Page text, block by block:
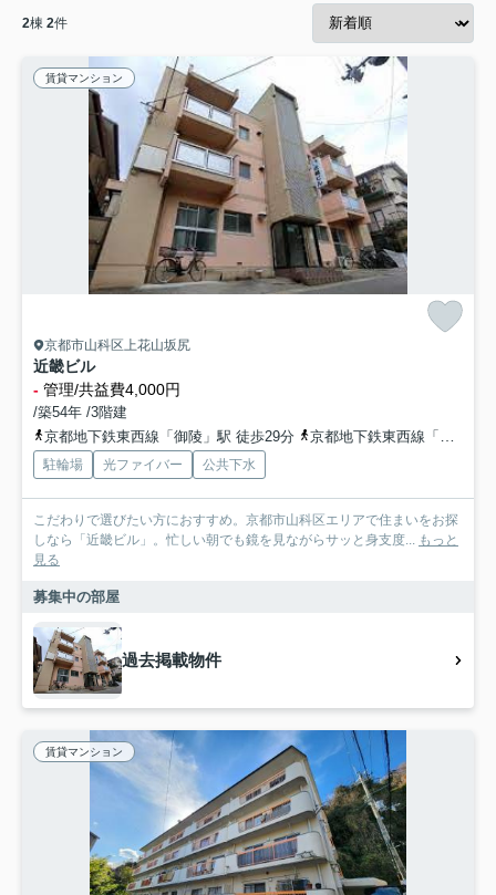
2棟 2件
賃貸マンション
京都市山科区上花山坂尻
近畿ビル
- 管理/共益費4,000円
/築54年 /3階建
京都地下鉄東西線「御陵」駅 徒歩29分
京都地下鉄東西線「東野」駅 徒歩30分
駐輪場 光ファイバー 公共下水
こだわりで選びたい方におすすめ。京都市山科区エリアで住まいをお探
しなら「近畿ビル」。忙しい朝でも鏡を見ながらサッと身支度... もっと
見る
募集中の部屋
過去掲載物件
賃貸マンション